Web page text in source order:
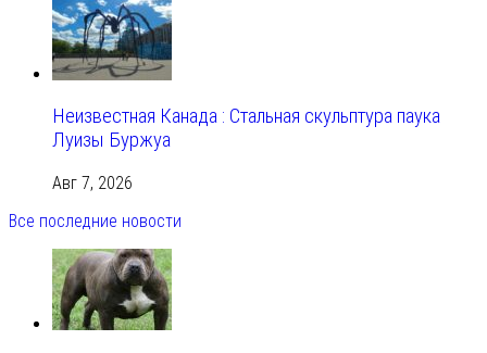
Неизвестная Канада : Стальная скульптура паука
Луизы Буржуа
Авг 7, 2026
Все последние новости